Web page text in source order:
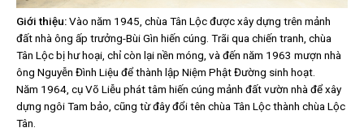
Giới thiệu:Vào năm 1945, chùa Tân Lộc được xây dựng trên mảnh
đất nhà ông ấp trưởng-Bùi Gìn hiến cúng. Trãi qua chiến tranh, chùa
Tân Lộc bị hư hoại, chỉ còn lại nền móng, và đến năm 1963 mượn nhà
ông Nguyễn Đình Liệu để thành lập Niệm Phật Đường sinh hoạt.
Năm 1964, cụ Võ Liễu phát tâm hiến cúng mảnh đất vườn nhà để xây
dựng ngôi Tam bảo, cũng từ đây đổi tên chùa Tân Lộc thành chùa Lộc
Tân.